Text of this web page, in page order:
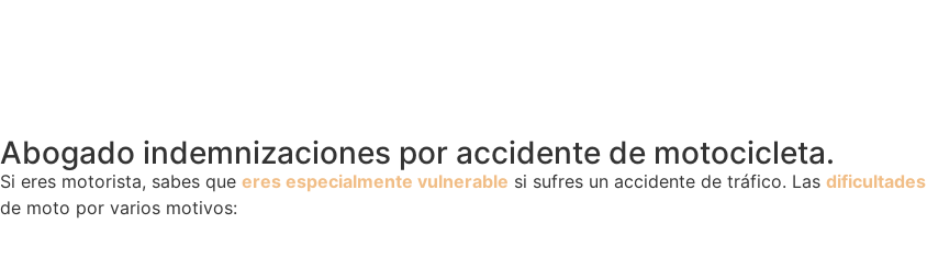
Abogado indemnizaciones por accidente de motocicleta.
Si eres motorista, sabes que eres especialmente vulnerable si sufres un accidente de tráfico. Las dificultades
de moto por varios motivos: